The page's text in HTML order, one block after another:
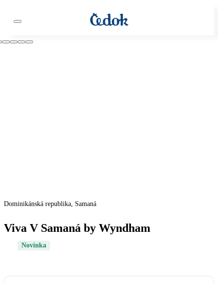
Dominikánská republika, Samaná
Viva V Samaná by Wyndham
Novinka